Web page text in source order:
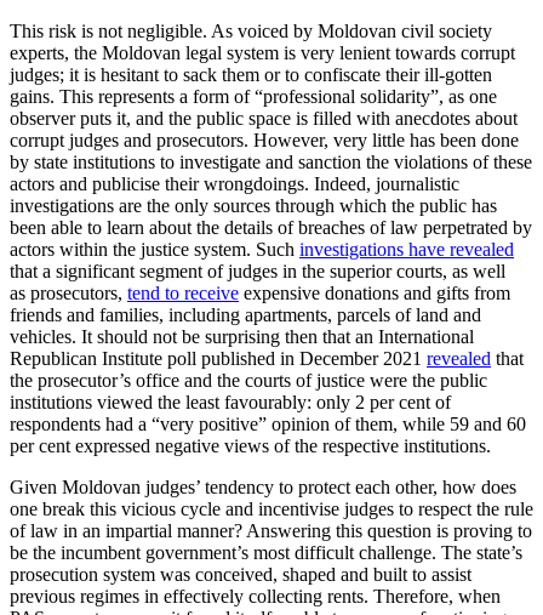
This risk is not negligible. As voiced by Moldovan civil society
experts, the Moldo­van legal system is very lenient towards corrupt
judges; it is hesitant to sack them or to confiscate their ill-gotten
gains. This represents a form of “professional solidarity”, as one
observer puts it, and the public space is filled with anecdotes about
corrupt judges and prosecutors. However, very little has been done
by state institutions to inves­tigate and sanction the violations of these
actors and publicise their wrongdoings. Indeed, journalistic
investigations are the only sources through which the public has
been able to learn about the details of breaches of law perpetrated by
actors with­in the justice system. Such investigations have revealed
that a significant segment of judges in the superior courts, as well
as pros­ecutors, tend to receive expensive donations and gifts from
friends and families, including apartments, parcels of land and
vehicles. It should not be sur­prising then that an International
Repub­lican Institute poll published in December 2021 revealed that
the prosecutor’s office and the courts of justice were the public
institutions viewed the least favourably: only 2 per cent of
respondents had a “very positive” opinion of them, while 59 and 60
per cent expressed negative views of the respective institutions.
Given Moldovan judges’ tendency to pro­tect each other, how does
one break this vicious cycle and incentivise judges to respect the rule
of law in an impartial man­ner? Answering this question is proving to
be the incumbent government’s most dif­ficult challenge. The state’s
prosecution system was conceived, shaped and built to assist
previous regimes in effectively col­lecting rents. Therefore, when